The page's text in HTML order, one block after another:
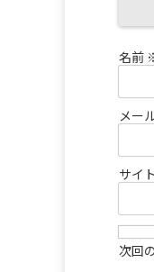
名前
メー
サイト
次回